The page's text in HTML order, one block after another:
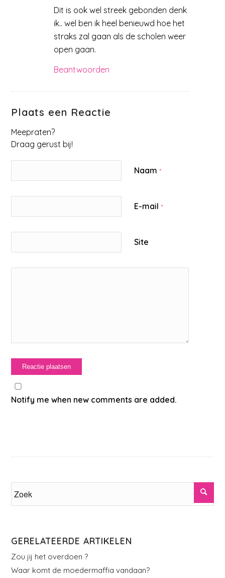
Dit is ook wel streek gebonden denk
ik.. wel ben ik heel benieuwd hoe het
straks zal gaan als de scholen weer
open gaan.
Beantwoorden
Plaats een Reactie
Meepraten?
Draag gerust bij!
Naam*
E-mail*
Site
Notify me when new comments are added.
GERELATEERDE ARTIKELEN
Zou jij het overdoen ?
Waar komt de moedermaffia vandaan?